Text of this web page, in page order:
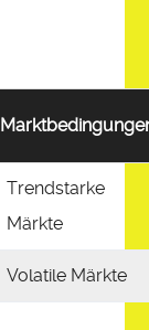
Trendstarke
Märkte
Volatile Märkte